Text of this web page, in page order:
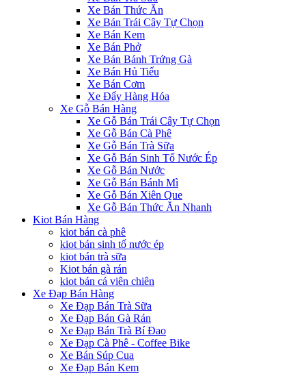
Xe Bán Thức Ăn
Xe Bán Trái Cây Tự Chọn
Xe Bán Kem
Xe Bán Phở
Xe Bán Bánh Trứng Gà
Xe Bán Hủ Tiếu
Xe Bán Cơm
Xe Đẩy Hàng Hóa
Xe Gỗ Bán Hàng
Xe Gỗ Bán Trái Cây Tự Chọn
Xe Gỗ Bán Cà Phê
Xe Gỗ Bán Trà Sữa
Xe Gỗ Bán Sinh Tố Nước Ép
Xe Gỗ Bán Nước
Xe Gỗ Bán Bánh Mì
Xe Gỗ Bán Xiên Que
Xe Gỗ Bán Thức Ăn Nhanh
Kiot Bán Hàng
kiot bán cà phê
kiot bán sinh tố nước ép
kiot bán trà sữa
Kiot bán gà rán
kiot bán cá viên chiên
Xe Đạp Bán Hàng
Xe Đạp Bán Trà Sữa
Xe Đạp Bán Gà Rán
Xe Đạp Bán Trà Bí Đao
Xe Đạp Cà Phê - Coffee Bike
Xe Bán Súp Cua
Xe Đạp Bán Kem